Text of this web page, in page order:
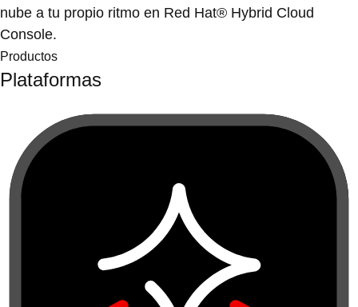
nube a tu propio ritmo en Red Hat® Hybrid Cloud
Console.
Productos
Plataformas